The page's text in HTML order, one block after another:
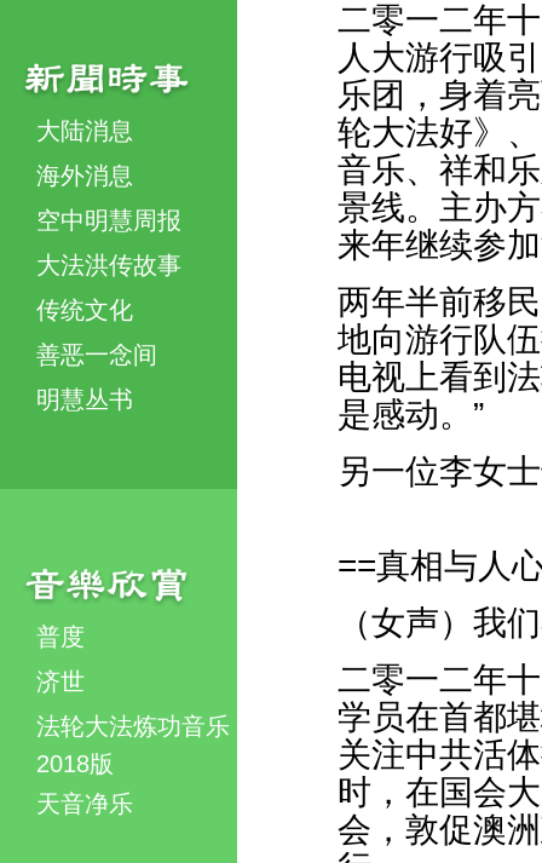
大陆消息
海外消息
空中明慧周报
大法洪传故事
传统文化
善恶一念间
明慧丛书
普度
济世
法轮大法炼功音乐
2018版
天音净乐
二零一二年
人大游行吸
乐团，身着
轮大法好》
音乐、祥和
景线。主办
来年继续参
两年半前移
地向游行队
电视上看到
是感动。”
另一位李女
==真相与人
（女声）我
二零一二年
学员在首都
关注中共活
时，在国会
会，敦促澳